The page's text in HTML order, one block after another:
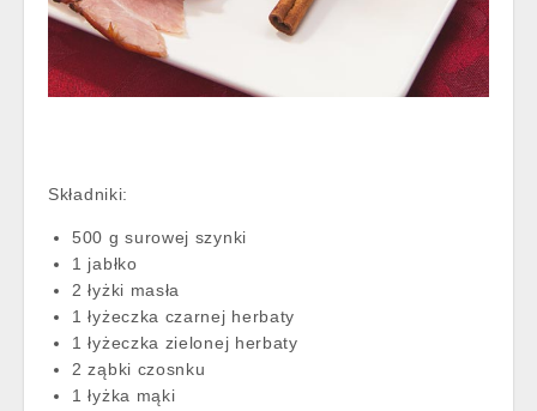
Składniki:
500 g surowej szynki
1 jabłko
2 łyżki masła
1 łyżeczka czarnej herbaty
1 łyżeczka zielonej herbaty
2 ząbki czosnku
1 łyżka mąki